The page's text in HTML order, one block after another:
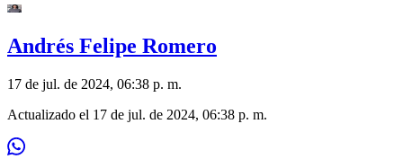
Andrés Felipe Romero
17 de jul. de 2024, 06:38 p. m.
Actualizado el 17 de jul. de 2024, 06:38 p. m.